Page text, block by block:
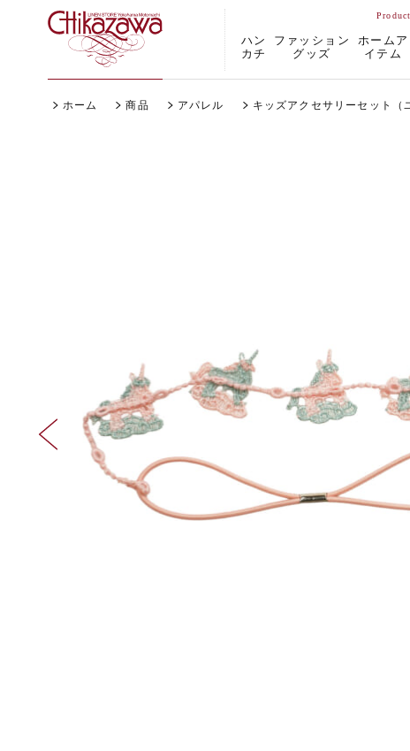
ハン
カチ
ファッション
グッズ
ホームア
イテム
ホーム 商品 アパレル キッズアクセサリーセット（